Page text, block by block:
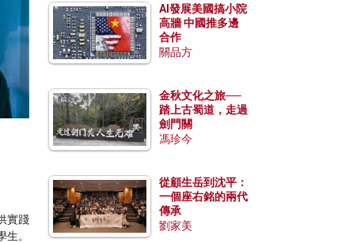
實踐
。
AI發展美國搞小院
高牆 中國推多邊
合作
關品方
金秋文化之旅──
踏上古蜀道，走過
劍門關
馮珍今
從顧生岳到沈平：
一個座右銘的兩代
傳承
劉家美